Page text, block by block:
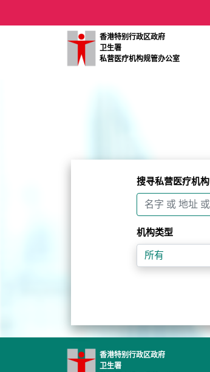
香港特别行政区政府
卫生署
私营医疗机构规管办公室
搜寻私营医疗机构
机构类型
所有
香港特别行政区政府
卫生署